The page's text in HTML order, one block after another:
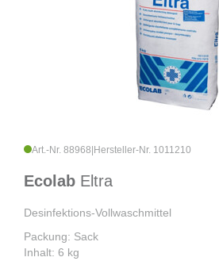
Art.-Nr. 88968 Hersteller-Nr. 1011210
Ecolab Eltra
Desinfektions-Vollwaschmittel
Packung: Sack
Inhalt: 6 kg